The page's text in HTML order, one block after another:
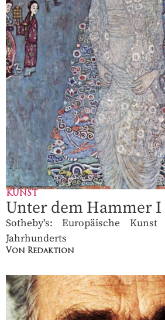
KUNST
Unter dem Hammer I
Sotheby's: Europäische
Jahrhunderts
Von Redaktion